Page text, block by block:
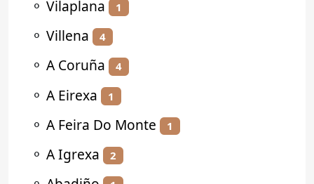
⚬ Vilaplana 1
⚬ Villena 4
⚬ A Coruña 4
⚬ A Eirexa 1
⚬ A Feira Do Monte 1
⚬ A Igrexa 2